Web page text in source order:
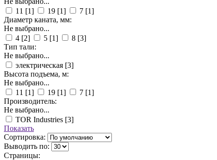
11 [1] 19 [1] 7 [1]
Диаметр каната, мм:
Не выбрано...
4 [2] 5 [1] 8 [3]
Тип тали:
Не выбрано...
электрическая [3]
Высота подъема, м:
Не выбрано...
11 [1] 19 [1] 7 [1]
Производитель:
Не выбрано...
TOR Industries [3]
Показать
Сортировка:
Выводить по:
Страницы: